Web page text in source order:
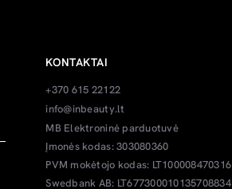
KONTAKTAI
+370 615 22122
info@inbeauty.lt
MB Elektroninė parduotuvė
Įmonės kodas: 303080360
PVM mokėtojo kodas: LT100008470316
Swedbank AB: LT677300010135708834